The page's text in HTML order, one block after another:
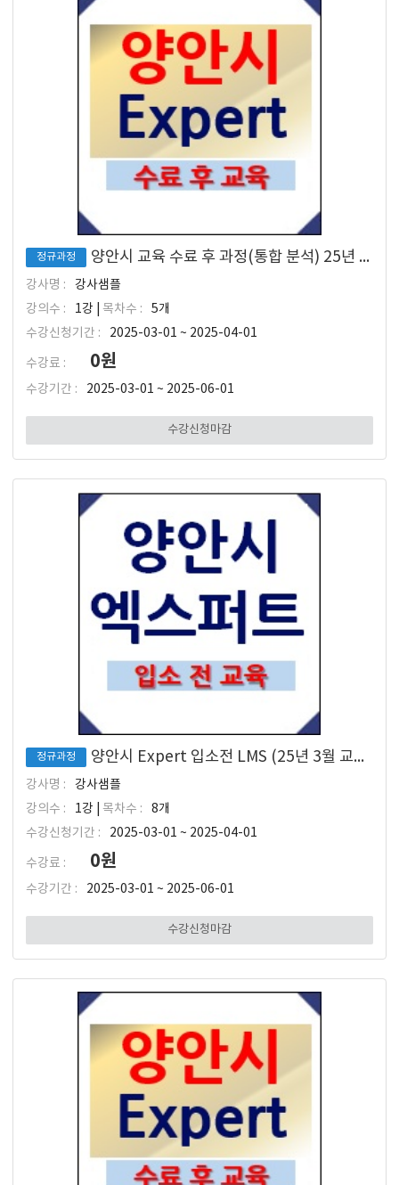
정규과정 양안시 교육 수료 후 과정(통합 분석) 25년 3월 입소 대상
강사명 :
강사샘플
강의수 :
1강 | 목차수 :
5개
수강신청기간 :
2025-03-01 ~ 2025-04-01
수강료 : 0원
수강기간 : 2025-03-01 ~ 2025-06-01
수강신청마감
정규과정 양안시 Expert 입소전 LMS (25년 3월 교육 입소 대상)
강사명 :
강사샘플
강의수 :
1강 | 목차수 :
8개
수강신청기간 :
2025-03-01 ~ 2025-04-01
수강료 : 0원
수강기간 : 2025-03-01 ~ 2025-06-01
수강신청마감